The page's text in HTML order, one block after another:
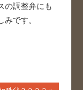
の調整弁にも
です。